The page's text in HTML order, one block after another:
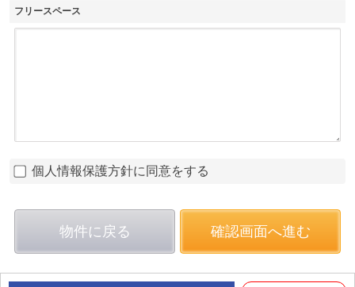
フリースペース
個人情報保護方針に同意をする
物件に戻る 確認画面へ進む